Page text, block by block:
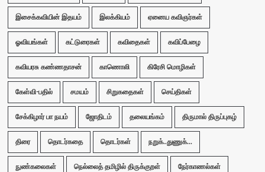
இசைக்கவியின் இதயம் இலக்கியம் ஏனைய கவிஞர்கள்
ஓவியங்கள் கட்டுரைகள் கவிதைகள் கவிப்பேழை
கவியரசு கண்ணதாசன் காணொலி கிரேசி மொழிகள்
கேள்வி-பதில் சமயம் சிறுகதைகள் செய்திகள்
சேக்கிழார் பா நயம் ஜோதிடம் தலையங்கம் திருமால் திருப்புகழ்
திரை தொடர்கதை தொடர்கள் நறுக்..துணுக்...
நுண்கலைகள் நெல்லைத் தமிழில் திருக்குறள் நேர்காணல்கள்